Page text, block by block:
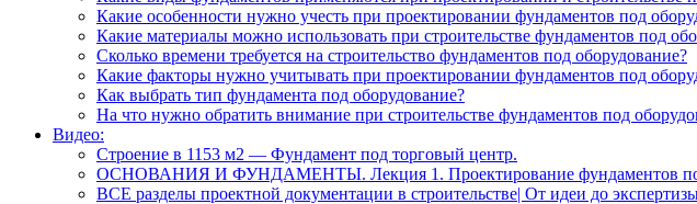
Какие особенности нужно учесть при проектировании фундаментов под
Какие материалы можно использовать при строительстве фундаментов под
Сколько времени требуется на строительство фундаментов под оборудование?
Какие факторы нужно учитывать при проектировании фундаментов под
Как выбрать тип фундамента под оборудование?
На что нужно обратить внимание при строительстве фундаментов под
Видео:
Строение в 1153 м2 — Фундамент под торговый центр.
ОСНОВАНИЯ И ФУНДАМЕНТЫ. Лекция 1. Проектирование фундаментов по
ВСЕ разделы проектной документации в строительстве| От идеи до